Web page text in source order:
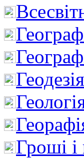
Геодезія
Гроші і